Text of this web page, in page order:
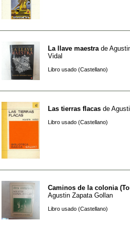
La llave maestra de
Vidal
Libro usado (Castellano)
Las tierras flacas de
Libro usado (Castellano)
Caminos de la colonia
Agustin Zapata Gollan
Libro usado (Castellano)